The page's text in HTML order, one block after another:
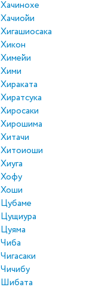
Хачинохе
Хачиойи
Хигашиосака
Хикон
Химейи
Хими
Хираката
Хиратсука
Хиросаки
Хирошима
Хитачи
Хитоиоши
Хиуга
Хофу
Хоши
Цубаме
Цущиура
Цуяма
Чиба
Чигасаки
Чичибу
Шибата